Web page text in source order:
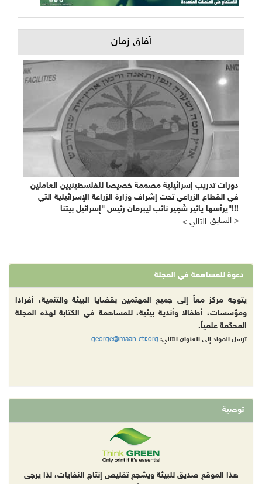
آفاق زمان
دورات تدريب إسرائيلية مصممة خصيصا للفلسطينيين العاملين
في القطاع الزراعي تحت إشراف وزارة الزراعة الإسرائيلية التي
يرأسها يائير شَمِير نائب ليبرمان رئيس "إسرائيل بيتنا"!!!
< التالي
السابق >
دعوة للمساهمة في المجلة
يتوجه مركز معاً إلى جميع المهتمين بقضايا البيئة والتنمية، أفرادا
ومؤسسات، أطفالا وأندية بيئية، للمساهمة في الكتابة لهذه المجلة
المحكّمة علمياً.
ترسل المواد إلى العنوان التالي: george@maan-ctr.org
توصية
هذا الموقع صديق للبيئة ويشجع تقليص إنتاج النفايات، لذا يرجى